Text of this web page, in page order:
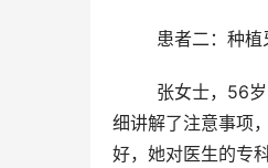
患者二：种
细讲解了注意事项
好，她对医生的专